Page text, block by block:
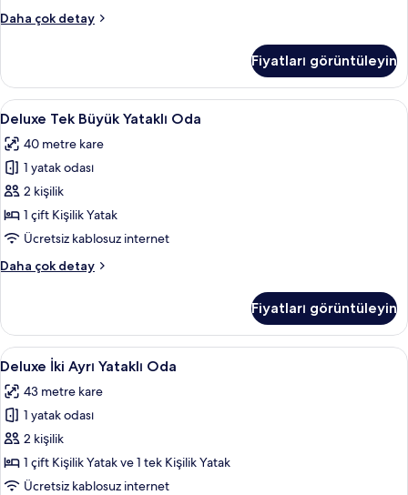
görün
Daha çok detay
Standard
Oda
hakkında
daha
detay
Fiyatları görüntüleyin
Deluxe
Tek
Büyük
Yataklı
Oda
için
tüm
görün
Deluxe Tek Büyük Yataklı Oda |
6
Deluxe Tek Büyük Yataklı Oda
40 metre kare
1 yatak odası
2 kişilik
1 çift Kişilik Yatak
Ücretsiz kablosuz internet
Daha çok detay
Deluxe
Oda
hakkında
daha
detay
Fiyatları görüntüleyin
Deluxe
İki
Ayrı
Yataklı
Oda
için
tüm
Kuştüyü yorgan, ücretsiz minibar,
5
Deluxe İki Ayrı Yataklı Oda
43 metre kare
1 yatak odası
2 kişilik
1 çift Kişilik Yatak ve 1 tek Kişilik Yatak
Ücretsiz kablosuz internet